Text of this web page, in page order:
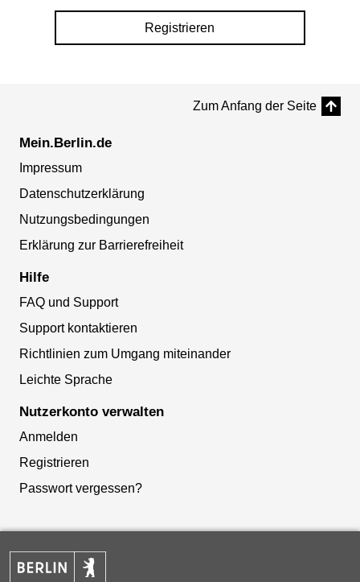
Registrieren
Zum Anfang der Seite
Mein.Berlin.de
Impressum
Datenschutzerklärung
Nutzungsbedingungen
Erklärung zur Barrierefreiheit
Hilfe
FAQ und Support
Support kontaktieren
Richtlinien zum Umgang miteinander
Leichte Sprache
Nutzerkonto verwalten
Anmelden
Registrieren
Passwort vergessen?